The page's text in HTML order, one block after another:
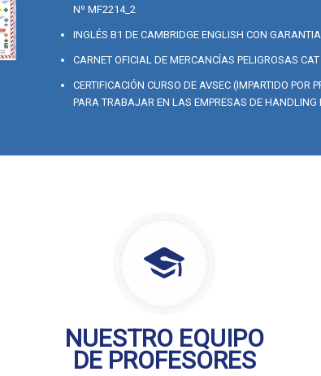
Nº MF2214_2
INGLÉS B1 DE CAMBRIDGE ENGLISH CON
CARNET OFICIAL DE MERCANCÍAS PELIGROSAS
CERTIFICACIÓN CURSO DE AVSEC (IMPARTIDO
PARA TRABAJAR EN LAS EMPRESAS DE HANDLING
NUESTRO EQUIPO
DE PROFESORES